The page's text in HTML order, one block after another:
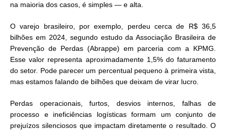
na maioria dos casos, é simples — e alta.
O varejo brasileiro, por exemplo, perdeu cerca de R$ 36,5
bilhões em 2024, segundo estudo da Associação Brasileira de
Prevenção de Perdas (Abrappe) em parceria com a KPMG.
Esse valor representa aproximadamente 1,5% do faturamento
do setor. Pode parecer um percentual pequeno à primeira vista,
mas estamos falando de bilhões que deixam de virar lucro.
Perdas operacionais, furtos, desvios internos, falhas de
processo e ineficiências logísticas formam um conjunto de
prejuízos silenciosos que impactam diretamente o resultado. O